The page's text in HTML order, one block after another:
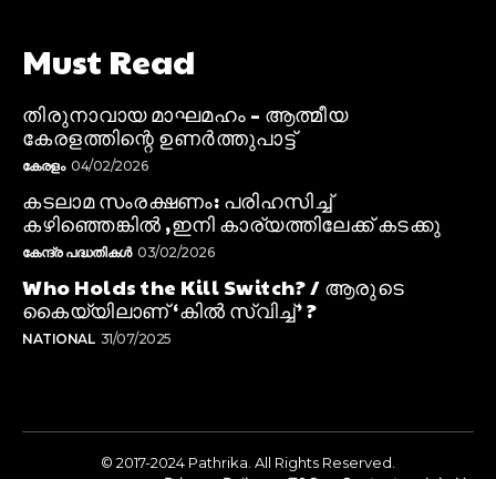
Must Read
തിരുനാവായ മാഘമഹം – ആത്മീയ
കേരളത്തിന്റെ ഉണർത്തുപാട്ട്
കേരളം 04/02/2026
കടലാമ സംരക്ഷണം: പരിഹസിച്ച്
കഴിഞ്ഞെങ്കിൽ ,ഇനി കാര്യത്തിലേക്ക് കടക്കു
കേന്ദ്ര പദ്ധതികൾ 03/02/2026
Who Holds the Kill Switch? / ആരുടെ
കൈയ്യിലാണ് ‘കിൽ സ്വിച്ച്’ ?
NATIONAL 31/07/2025
© 2017-2024 Pathrika. All Rights Reserved.